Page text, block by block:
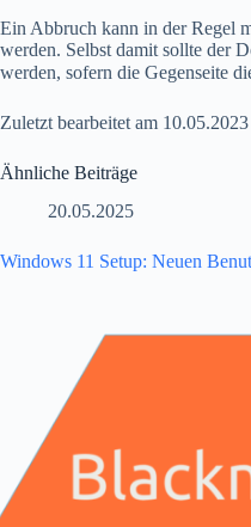
Ein Abbruch kann in der Regel
werden. Selbst damit sollte der
werden, sofern die Gegenseite
Zuletzt bearbeitet am 10.05.2023
Ähnliche Beiträge
20.05.2025
Windows 11 Setup: Neuen